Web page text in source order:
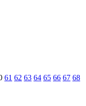
61 62 63 64 65 66 67 68